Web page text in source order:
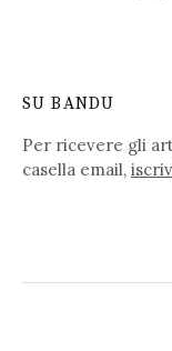
SU BANDU
Per ricevere gli
casella email,